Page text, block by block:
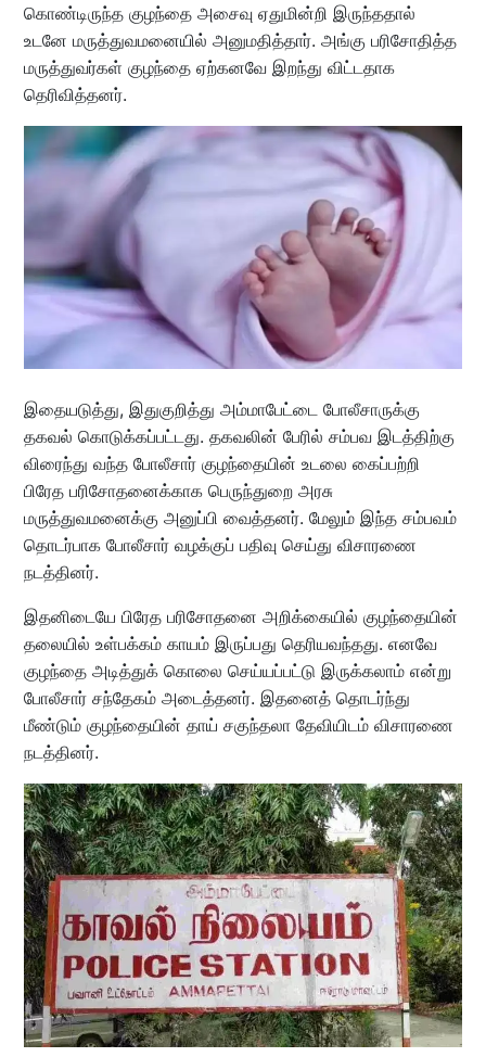
கொண்டிருந்த குழந்தை அசைவு ஏதுமின்றி இருந்ததால்
உடனே மருத்துவமனையில் அனுமதித்தார். அங்கு பரிசோதித்த
மருத்துவர்கள் குழந்தை ஏற்கனவே இறந்து விட்டதாக
தெரிவித்தனர்.
இதையடுத்து, இதுகுறித்து அம்மாபேட்டை போலீசாருக்கு
தகவல் கொடுக்கப்பட்டது. தகவலின் பேரில் சம்பவ இடத்திற்கு
விரைந்து வந்த போலீசார் குழந்தையின் உடலை கைப்பற்றி
பிரேத பரிசோதனைக்காக பெருந்துறை அரசு
மருத்துவமனைக்கு அனுப்பி வைத்தனர். மேலும் இந்த சம்பவம்
தொடர்பாக போலீசார் வழக்குப் பதிவு செய்து விசாரணை
நடத்தினர்.
இதனிடையே பிரேத பரிசோதனை அறிக்கையில் குழந்தையின்
தலையில் உள்பக்கம் காயம் இருப்பது தெரியவந்தது. எனவே
குழந்தை அடித்துக் கொலை செய்யப்பட்டு இருக்கலாம் என்று
போலீசார் சந்தேகம் அடைத்தனர். இதனைத் தொடர்ந்து
மீண்டும் குழந்தையின் தாய் சகுந்தலா தேவியிடம் விசாரணை
நடத்தினர்.